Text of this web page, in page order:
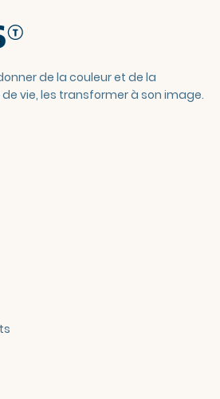
de la couleur et de la
vie, les transformer à son image.